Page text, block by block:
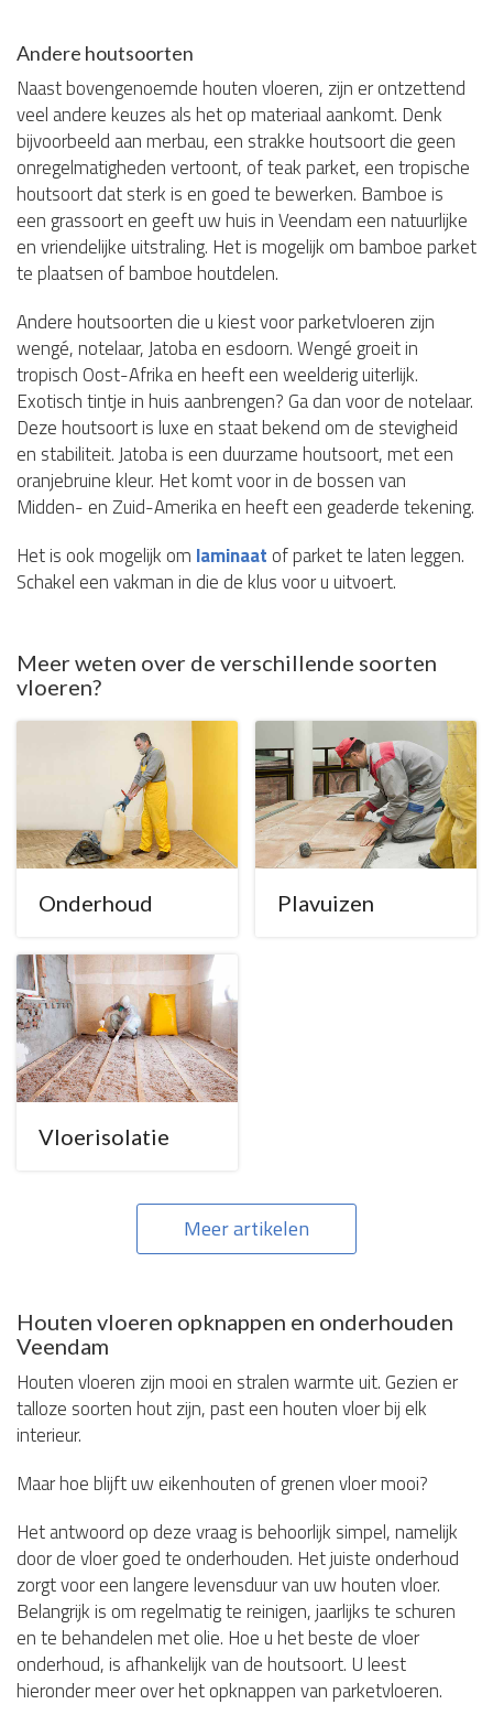
Andere houtsoorten
Naast bovengenoemde houten vloeren, zijn er ontzettend
veel andere keuzes als het op materiaal aankomt. Denk
bijvoorbeeld aan merbau, een strakke houtsoort die geen
onregelmatigheden vertoont, of teak parket, een tropische
houtsoort dat sterk is en goed te bewerken. Bamboe is
een grassoort en geeft uw huis in Veendam een natuurlijke
en vriendelijke uitstraling. Het is mogelijk om bamboe parket
te plaatsen of bamboe houtdelen.
Andere houtsoorten die u kiest voor parketvloeren zijn
wengé, notelaar, Jatoba en esdoorn. Wengé groeit in
tropisch Oost-Afrika en heeft een weelderig uiterlijk.
Exotisch tintje in huis aanbrengen? Ga dan voor de notelaar.
Deze houtsoort is luxe en staat bekend om de stevigheid
en stabiliteit. Jatoba is een duurzame houtsoort, met een
oranjebruine kleur. Het komt voor in de bossen van
Midden- en Zuid-Amerika en heeft een geaderde tekening.
Het is ook mogelijk om laminaat of parket te laten leggen.
Schakel een vakman in die de klus voor u uitvoert.
Meer weten over de verschillende soorten
vloeren?
Onderhoud Plavuizen
Vloerisolatie
Meer artikelen
Houten vloeren opknappen en onderhouden
Veendam
Houten vloeren zijn mooi en stralen warmte uit. Gezien er
talloze soorten hout zijn, past een houten vloer bij elk
interieur.
Maar hoe blijft uw eikenhouten of grenen vloer mooi?
Het antwoord op deze vraag is behoorlijk simpel, namelijk
door de vloer goed te onderhouden. Het juiste onderhoud
zorgt voor een langere levensduur van uw houten vloer.
Belangrijk is om regelmatig te reinigen, jaarlijks te schuren
en te behandelen met olie. Hoe u het beste de vloer
onderhoud, is afhankelijk van de houtsoort. U leest
hieronder meer over het opknappen van parketvloeren.